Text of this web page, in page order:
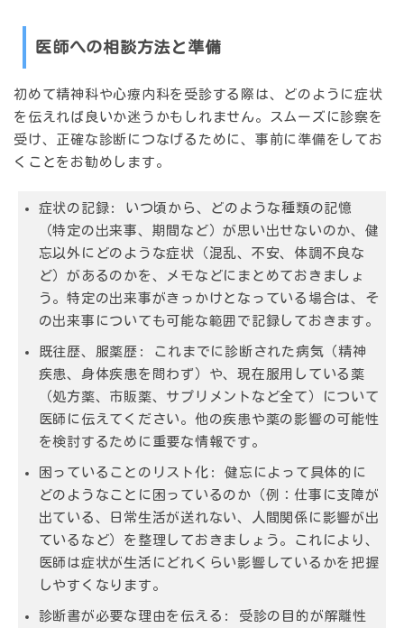
医師への相談方法と準備
初めて精神科や心療内科を受診する際は、どのように症状
を伝えれば良いか迷うかもしれません。スムーズに診察を
受け、正確な診断につなげるために、事前に準備をしてお
くことをお勧めします。
症状の記録:
いつ頃から、どのような種類の記憶
（特定の出来事、期間など）が思い出せないのか、健
忘以外にどのような症状（混乱、不安、体調不良な
ど）があるのかを、メモなどにまとめておきましょ
う。特定の出来事がきっかけとなっている場合は、そ
の出来事についても可能な範囲で記録しておきます。
既往歴、服薬歴:
これまでに診断された病気（精神
疾患、身体疾患を問わず）や、現在服用している薬
（処方薬、市販薬、サプリメントなど全て）について
医師に伝えてください。他の疾患や薬の影響の可能性
を検討するために重要な情報です。
困っていることのリスト化:
健忘によって具体的に
どのようなことに困っているのか（例：仕事に支障が
出ている、日常生活が送れない、人間関係に影響が出
ているなど）を整理しておきましょう。これにより、
医師は症状が生活にどれくらい影響しているかを把握
しやすくなります。
診断書が必要な理由を伝える:
受診の目的が解離性